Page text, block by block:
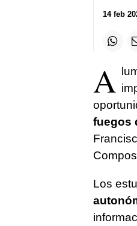
14 feb
A
fuegos
Los